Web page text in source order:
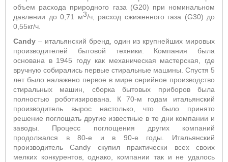
объем расхода природного газа (G20) при номинальном
давлении до 0,71 м3/ч, расход сжиженного газа (G30) до
0,55кг/ч.
Candy – итальянский бренд, один из крупнейших мировых
производителей бытовой техники. Компания была
основана в 1945 году как механическая мастерская, где
вручную собирались первые стиральные машины. Спустя 5
лет было налажено первое в мире серийное производство
стиральных машин, сборка бытовых приборов была
полностью роботизирована. К 70-м годам итальянский
производитель вырос настолько, что было принято
решение поглощать другие известные в те дни компании и
заводы. Процесс поглощения других компаний
продолжался в 80-е и в 90-е годы. Итальянский
производитель Candy скупил практически всех своих
мелких конкурентов, однако, компании так и не удалось